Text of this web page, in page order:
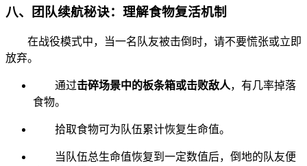
八、团队续航秘诀：理解食物复活机制
在战役模式中，当一名队友被击倒时，请不要慌张或立即
放弃。
通过击碎场景中的板条箱或击败敌人，有几率掉落
食物。
拾取食物可为队伍累计恢复生命值。
当队伍总生命值恢复到一定数值后，倒地的队友便